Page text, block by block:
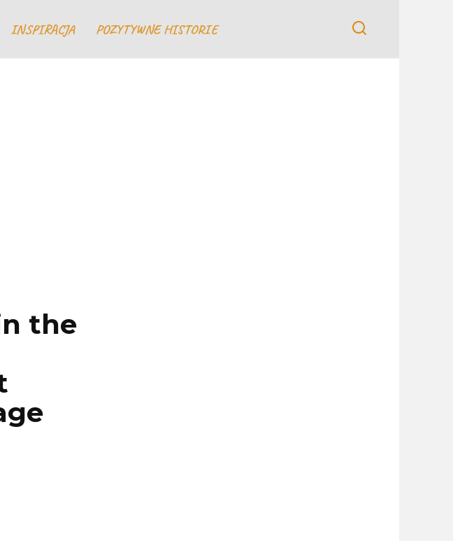
INSPIRACJA POZYTYWNE HISTORIE
the